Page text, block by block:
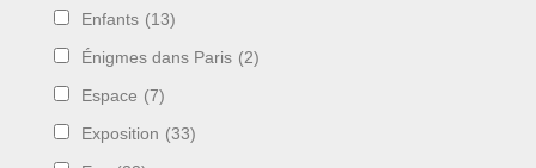
Enfants (13)
Énigmes dans Paris (2)
Espace (7)
Exposition (33)